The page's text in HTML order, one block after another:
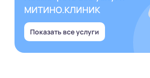
МИТИНО.КЛИНИК
Показать все услуги